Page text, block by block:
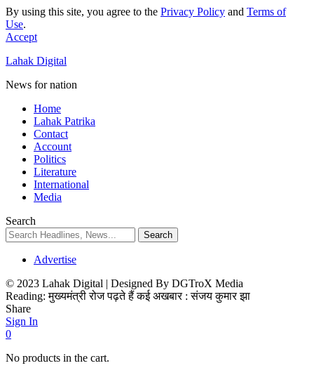
By using this site, you agree to the Privacy Policy and Terms of
Use.
Accept
Lahak Digital
News for nation
Home
Lahak Patrika
Contact
Account
Politics
Literature
International
Media
Search
Advertise
© 2023 Lahak Digital | Designed By DGTroX Media
Reading: मुख्यमंत्री रोज पढ़ते हैं कई अखबार : संजय कुमार झा
Share
Sign In
0
No products in the cart.